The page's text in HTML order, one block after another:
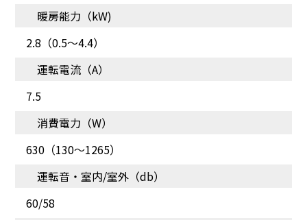
温度を見まもり、暑すぎ
暖房能力（kW)
2.8（0.5～4.4）
運転電流（A）
7.5
消費電力（W）
630（130～1265）
運転音・室内/室外（db）
60/58